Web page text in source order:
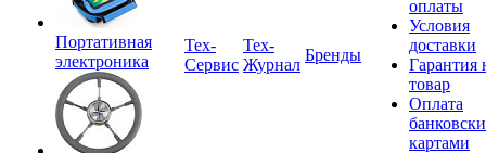
Портативная
электроника
Tex-
Сервис
Тех-
Журнал
Бренды
оплаты
Условия
доставки
Гарантия
товар
Оплата
картами